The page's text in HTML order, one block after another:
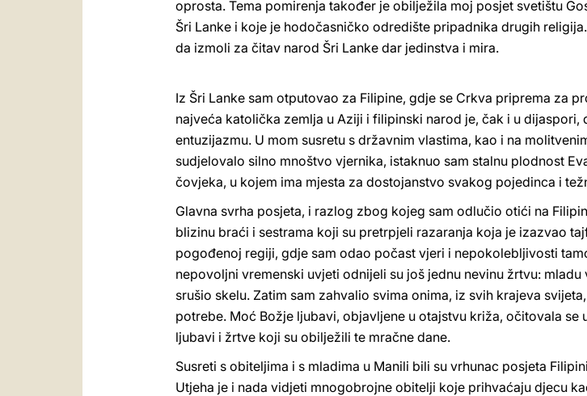
oprosta. Tema pomirenja također je obilježila moj posjet svetištu
Šri Lanke i koje je hodočasničko odredište pripadnika drugih
da izmoli za čitav narod Šri Lanke dar jedinstva i mira.
Iz Šri Lanke sam otputovao za Filipine, gdje se Crkva priprema za
najveća katolička zemlja u Aziji i filipinski narod je, čak i u
entuzijazmu. U mom susretu s državnim vlastima, kao i na
sudjelovalo silno mnoštvo vjernika, istaknuo sam stalnu plodnost
čovjeka, u kojem ima mjesta za dostojanstvo svakog pojedinca i
Glavna svrha posjeta, i razlog zbog kojeg sam odlučio otići na
blizinu braći i sestrama koji su pretrpjeli razaranja koja je izazvao
pogođenoj regiji, gdje sam odao počast vjeri i nepokolebljivosti
nepovoljni vremenski uvjeti odnijeli su još jednu nevinu žrtvu:
srušio skelu. Zatim sam zahvalio svima onima, iz svih krajeva
potrebe. Moć Božje ljubavi, objavljene u otajstvu križa, očitovala
ljubavi i žrtve koji su obilježili te mračne dane.
Susreti s obiteljima i s mladima u Manili bili su vrhunac posjeta
Utjeha je i nada vidjeti mnogobrojne obitelji koje prihvaćaju djecu